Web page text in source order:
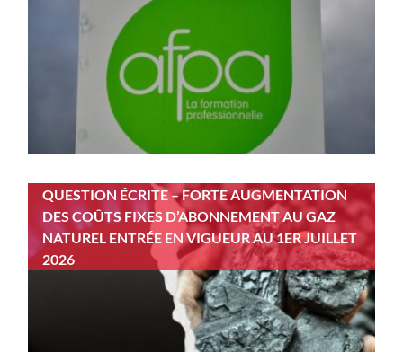
QUESTION ÉCRITE – FORTE AUGMENTATION
DES COÛTS FIXES D’ABONNEMENT AU GAZ
NATUREL ENTRÉE EN VIGUEUR AU 1ER JUILLET
2026